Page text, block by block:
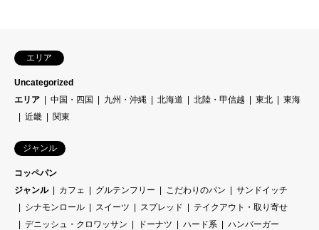
エリア
Uncategorized
エリア
中国・四国 九州・沖縄 北海道 北陸・甲信越 東北
東海
近畿
関東
ジャンル
コッペパン
ジャンル
カフェ グルテンフリー こだわりのパン
サンドイッチ
シナモンロール
スイーツ スプレッド
テイクアウト・取り寄せ
デニッシュ・クロワッサン
ドーナツ ハード系
ハンバーガー